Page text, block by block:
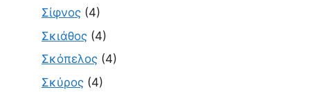
Σίφνος (4)
Σκιάθος (4)
Σκόπελος (4)
Σκύρος (4)